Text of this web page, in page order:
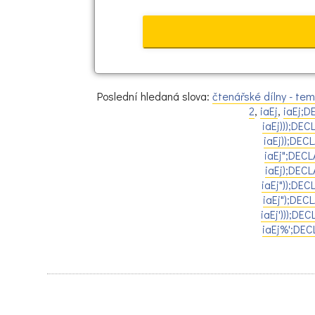
Poslední hledaná slova: čtenářské dílny -
2, iaEj,